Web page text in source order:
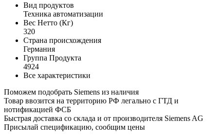
Вид продуктов
Техника автоматизации
Вес Нетто (Кг)
320
Страна происхождения
Германия
Группа Продукта
4924
Все характеристики
Поможем подобрать Siemens из наличия
Товар ввозится на территорию РФ легально с ГТД и
нотификацией ФСБ
Быстрая доставка со склада и от производителя Siemens AG
Присылай спецификацию, сообщим цены